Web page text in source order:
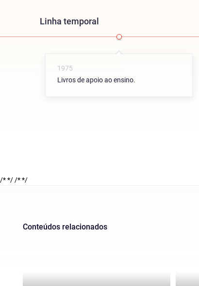
Linha temporal
1975
Livros de apoio ao ensino.
/* *//* */
Conteúdos relacionados